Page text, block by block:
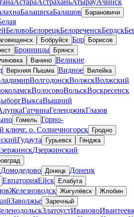
АстараАстраханьАтырауАчинск
БалашихаБалашов Барановичи
БеловоБелорецкБелореченскБердск
Бобруйск Бор Борисов
Бронницы Брянск
Ванино Великие
Верхняя Пышма Видное
Вилейка
ВолгодонскВолжскВолжский
ВолосовоВольскВоскресенск
ВыксаВышний
ГатчинаГеленджикГлазов
Гомель Горно-
ключг. о. Солнечногорск Гродно
Гудаута Гурьевск Гянджа
Дзержинский
Домодедово Донецк Донецк
ЕвпаторияЕйск Елабуга
Железноводск Жигулёвск
Жлобин
Заволжье Заречный
ЗлатоустИваново